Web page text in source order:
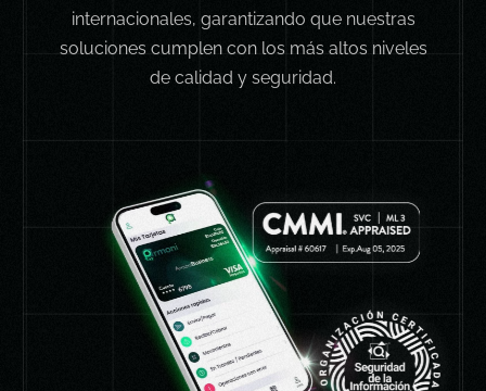
internacionales, garantizando que nuestras
soluciones cumplen con los más altos niveles
de calidad y seguridad.